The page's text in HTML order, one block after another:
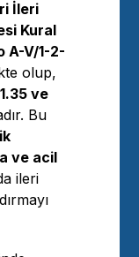
İleri
Kural
A-V/1-2-
olup,
ve
Bu
ve acil
ileri